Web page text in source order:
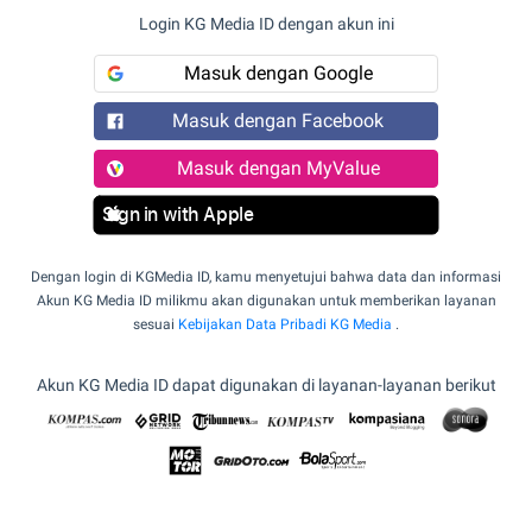
Login KG Media ID dengan akun ini
Masuk dengan Google
Masuk dengan Facebook
Masuk dengan MyValue
Sign in with Apple
Dengan login di KGMedia ID, kamu menyetujui bahwa data dan informasi
Akun KG Media ID milikmu akan digunakan untuk memberikan layanan
sesuai Kebijakan Data Pribadi KG Media .
Akun KG Media ID dapat digunakan di layanan-layanan berikut